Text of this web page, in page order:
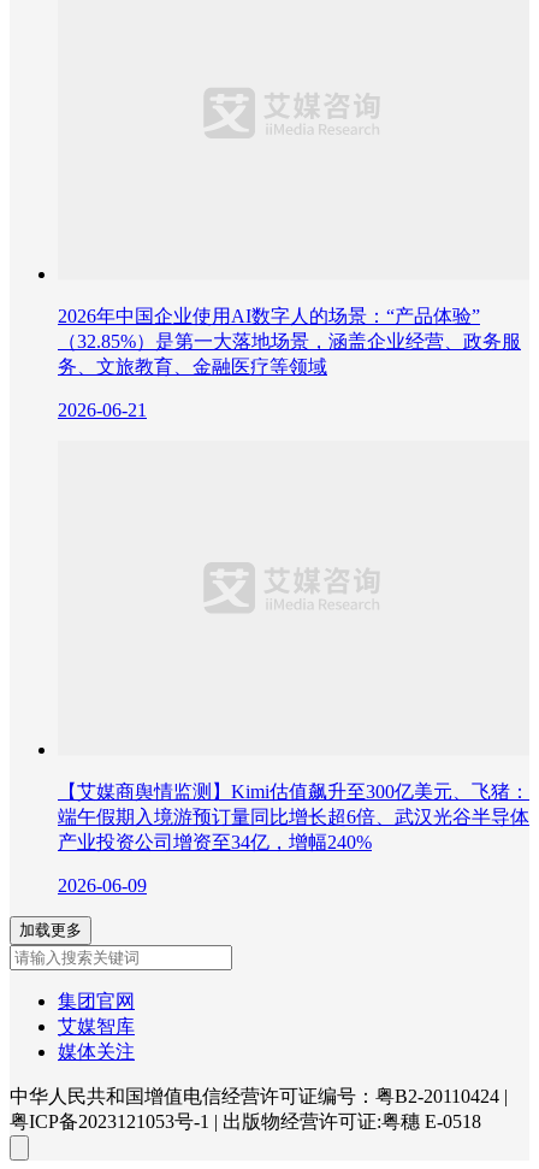
2026年中国企业使用AI数字人的场景：“产品体验”
（32.85%）是第一大落地场景，涵盖企业经营、政务服
务、文旅教育、金融医疗等领域
2026-06-21
【艾媒商舆情监测】Kimi估值飙升至300亿美元、飞猪：
端午假期入境游预订量同比增长超6倍、武汉光谷半导体
产业投资公司增资至34亿，增幅240%
2026-06-09
加载更多
集团官网
艾媒智库
媒体关注
中华人民共和国增值电信经营许可证编号：粤B2-20110424 |
粤ICP备2023121053号-1 | 出版物经营许可证:粤穗 E-0518